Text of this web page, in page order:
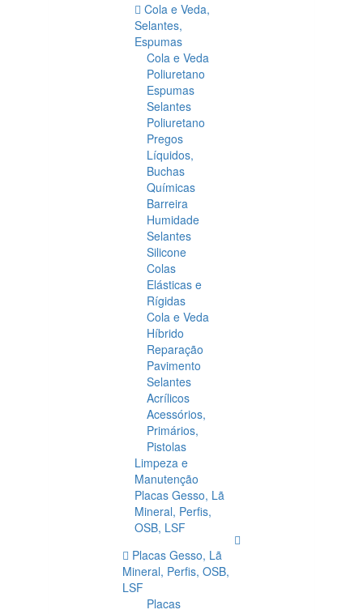
Cola e Veda,
Selantes,
Espumas
Cola e Veda
Poliuretano
Espumas
Selantes
Poliuretano
Pregos
Líquidos,
Buchas
Químicas
Barreira
Humidade
Selantes
Silicone
Colas
Elásticas e
Rígidas
Cola e Veda
Híbrido
Reparação
Pavimento
Selantes
Acrílicos
Acessórios,
Primários,
Pistolas
Limpeza e
Manutenção
Placas Gesso, Lã
Mineral, Perfis,
OSB, LSF
Placas Gesso, Lã
Mineral, Perfis, OSB,
LSF
Placas